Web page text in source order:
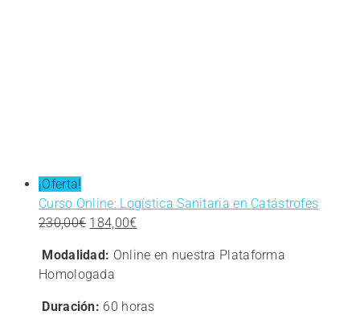
¡Oferta!
Curso Online: Logística Sanitaria en Catástrofes
230,00€ El
original
era:
230,00€.
184,00€
actual
Modalidad: Online en nuestra Plataforma
Homologada
Duración: 60 horas